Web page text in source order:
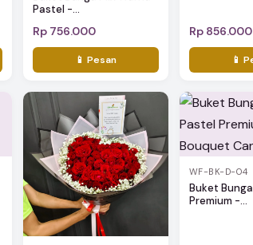
Pastel -...
Rp 756.000
📱 Pesan
Rp 856.000
📱
WF-BK-D-04
Buket
Premium -...